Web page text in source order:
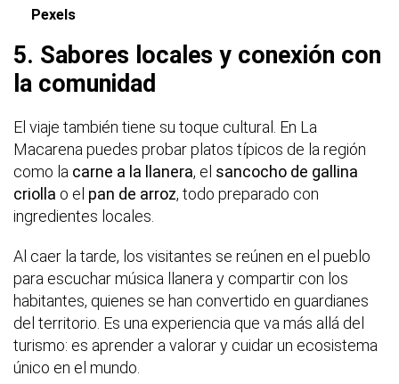
Pexels
5. Sabores locales y conexión con
la comunidad
El viaje también tiene su toque cultural. En La
Macarena puedes probar platos típicos de la región
como la carne a la llanera, el sancocho de gallina
criolla o el pan de arroz, todo preparado con
ingredientes locales.
Al caer la tarde, los visitantes se reúnen en el pueblo
para escuchar música llanera y compartir con los
habitantes, quienes se han convertido en guardianes
del territorio. Es una experiencia que va más allá del
turismo: es aprender a valorar y cuidar un ecosistema
único en el mundo.